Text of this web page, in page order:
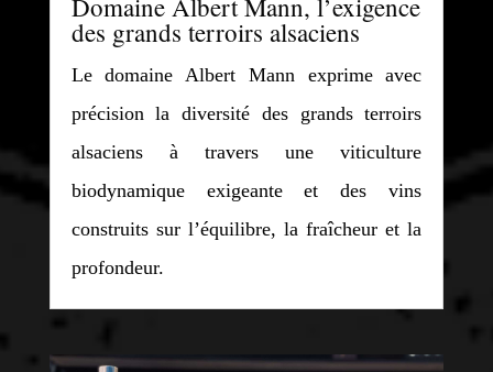
des grands terroirs alsaciens
Le domaine Albert Mann exprime avec
précision la diversité des grands terroirs
alsaciens à travers une viticulture
biodynamique exigeante et des vins
construits sur l’équilibre, la fraîcheur et la
profondeur.